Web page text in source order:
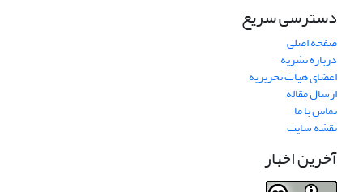
دسترسی سریع
صفحه اصلی
درباره نشریه
اعضای هیات تحریریه
ارسال مقاله
تماس با ما
نقشه سایت
آخرین اخبار